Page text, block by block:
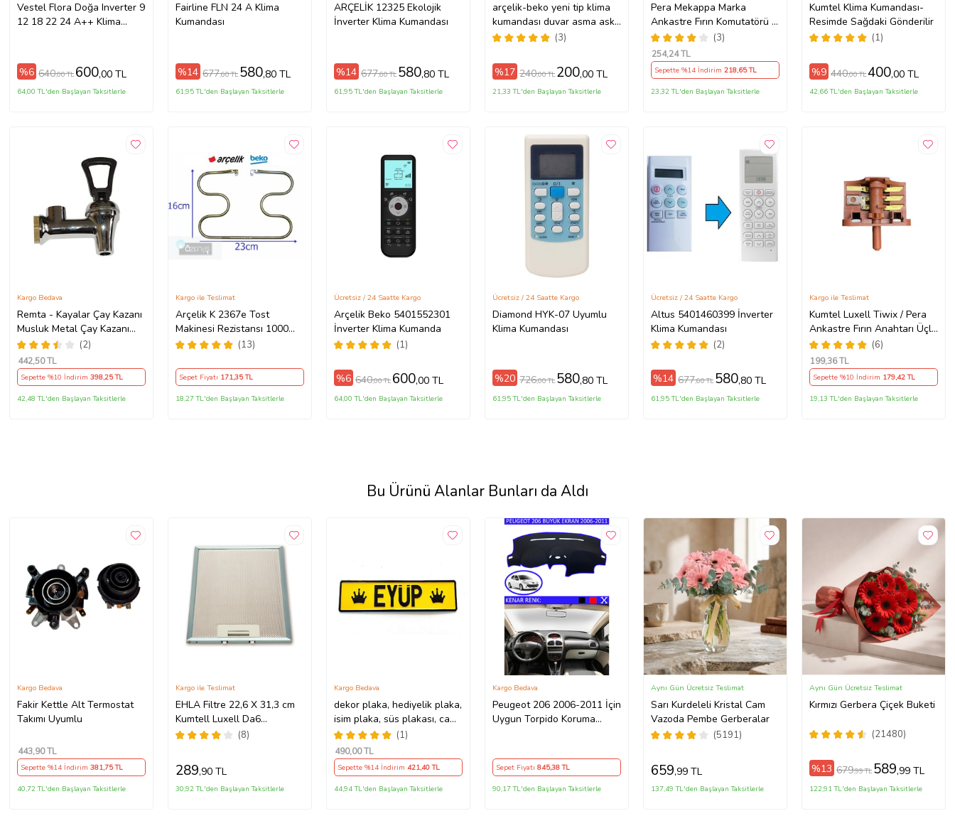
Vestel Flora Doğa Inverter 9
12 18 22 24 A++ Klima
%6 640,00 TL 600,00 TL
64,00 TL'den Başlayan Taksitlerle
Fairline FLN 24 A Klima
Kumandası
%14 677,60 TL 580,80 TL
61,95 TL'den Başlayan Taksitlerle
ARÇELİK 12325 Ekolojik
İnverter Klima Kumandası
%14 677,60 TL 580,80 TL
61,95 TL'den Başlayan Taksitlerle
arçelik-beko yeni tip klima
kumandası duvar asma askı
aparatı-Beyaz (3)
%17 240,00 TL 200,00 TL
21,33 TL'den Başlayan Taksitlerle
Pera Mekappa Marka
Ankastre Fırın Komutatörü -
Şalteri - Anahtarı 6
Konumlu (Metal)
(3)
254,24 TL
Sepette %14 İndirim218,65 TL
23,32 TL'den Başlayan Taksitlerle
Kumtel Klima Kumandası-
Resimde Sağdaki Gönderilir
(1)
%9 440,00 TL400,00 TL
42,66 TL'den Başlayan Taksitlerle
Remta - Kayalar Çay Kazanı
Musluk Metal Çay Kazanı
Musluğu
(2)
Kargo Bedava
442,50 TL
Sepette %10 İndirim 398,25 TL
42,48 TL'den Başlayan Taksitlerle
Arçelik K 2367e Tost
Makinesi Rezistansı 1000
Watt 110 Volt (Metal)
(13)
Kargo ile Teslimat
Sepet Fiyatı 171,35 TL
18,27 TL'den Başlayan Taksitlerle
Arçelik Beko 5401552301
İnverter Klima Kumanda
(1)
Ücretsiz / 24 Saatte Kargo
%6 640,00 TL 600,00 TL
64,00 TL'den Başlayan Taksitlerle
Diamond HYK-07 Uyumlu
Klima Kumandası
Ücretsiz / 24 Saatte Kargo
%20 726,00 TL 580,80 TL
61,95 TL'den Başlayan Taksitlerle
Altus 5401460399 İnverter
Klima Kumandası
(2)
Ücretsiz / 24 Saatte Kargo
%14 677,60 TL 580,80 TL
61,95 TL'den Başlayan Taksitlerle
Kumtel Luxell Tiwix / Pera
Ankastre Fırın Anahtarı Üçlü
Soketli (Metal)(6)
Kargo ile Teslimat
199,36 TL
Sepette %10 İndirim 179,42 TL
19,13 TL'den Başlayan Taksitlerle
Bu Ürünü Alanlar Bunları da Aldı
Fakir Kettle Alt Termostat
Takımı Uyumlu
Kargo Bedava
443,90 TL
Sepette %14 İndirim 381,75 TL
40,72 TL'den Başlayan Taksitlerle
EHLA Filtre 22,6 X 31,3 cm
Kumtell Luxell Da6
Davlumbaz Filtresi
(8)
Kargo ile Teslimat
289,90 TL
30,92 TL'den Başlayan Taksitlerle
dekor plaka, hediyelik plaka,
isim plaka, süs plakası, cam
önü plakası, tırcı plakası
(Sarı-Siyah)
(1)
Kargo Bedava
490,00 TL
Sepette %14 İndirim 421,40 TL
44,94 TL'den Başlayan Taksitlerle
Peugeot 206 2006-2011 İçin
Uygun Torpido Koruma
Kargo Bedava
Sepet Fiyatı 845,38 TL
90,17 TL'den Başlayan Taksitlerle
Sarı Kurdeleli Kristal Cam
Vazoda Pembe Gerberalar
(5191)
Aynı Gün Ücretsiz Teslimat
659,99 TL
137,49 TL'den Başlayan Taksitlerle
Kırmızı Gerbera Çiçek Buketi
(21480)
Aynı Gün Ücretsiz Teslimat
%13 679,99 TL 589,99 TL
122,91 TL'den Başlayan Taksitlerle